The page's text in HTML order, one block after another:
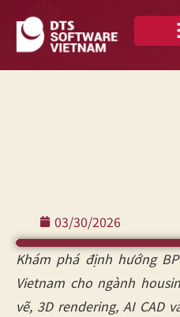
03/30/2026
Khám phá định hướng
Vietnam cho ngành
vẽ, 3D rendering, AI CAD